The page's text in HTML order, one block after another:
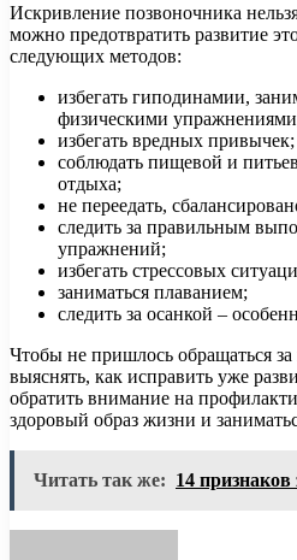
Искривление позвоночника
можно предотвратить развитие
следующих методов:
избегать гиподинамии,
физическими упражнениями,
избегать вредных привычек;
соблюдать пищевой и
отдыха;
не переедать,
следить за правильным
упражнений;
избегать стрессовых
заниматься плаванием;
следить за осанкой –
Чтобы не пришлось обращаться
выяснять, как исправить уже
обратить внимание на
здоровый образ жизни и
Читать так же: 14 признаков